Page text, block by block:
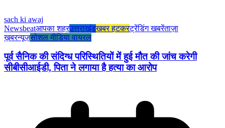
sach ki awaj
Newsbeatआपका शहरउत्तराखंडखबर हटकरट्रेंडिंग खबरेंताज़ा
ख़बरन्यूज़सोशल मीडिया वायरल
पूर्व सैनिक की संदिग्ध परिस्थितियों में हुई मौत की जांच करेगी
सीबीसीआईडी, पिता ने लगाया है हत्या का आरोप